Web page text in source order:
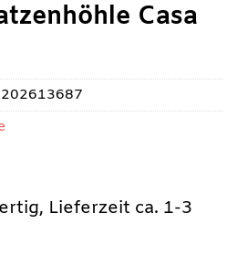
Casa
Lieferzeit ca. 1-3